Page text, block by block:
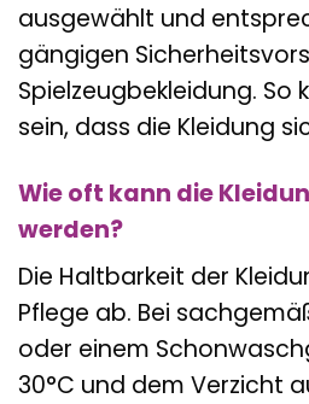
ausgewählt und
gängigen
Spielzeugbekleidung. So
sein, dass die Kleidung
Wie oft kann die
werden?
Die Haltbarkeit der
Pflege ab. Bei
oder einem
30°C und dem Verzicht